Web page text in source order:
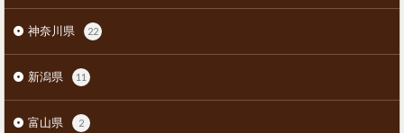
神奈川県 22
新潟県 11
富山県 2